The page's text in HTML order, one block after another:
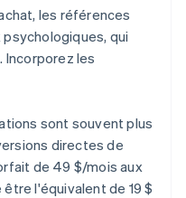
les références
qui
Incorporez les
sont souvent plus
directes de
de 49 $/mois aux
l'équivalent de 19 $